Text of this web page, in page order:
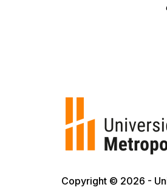
Copyright © 2026 -